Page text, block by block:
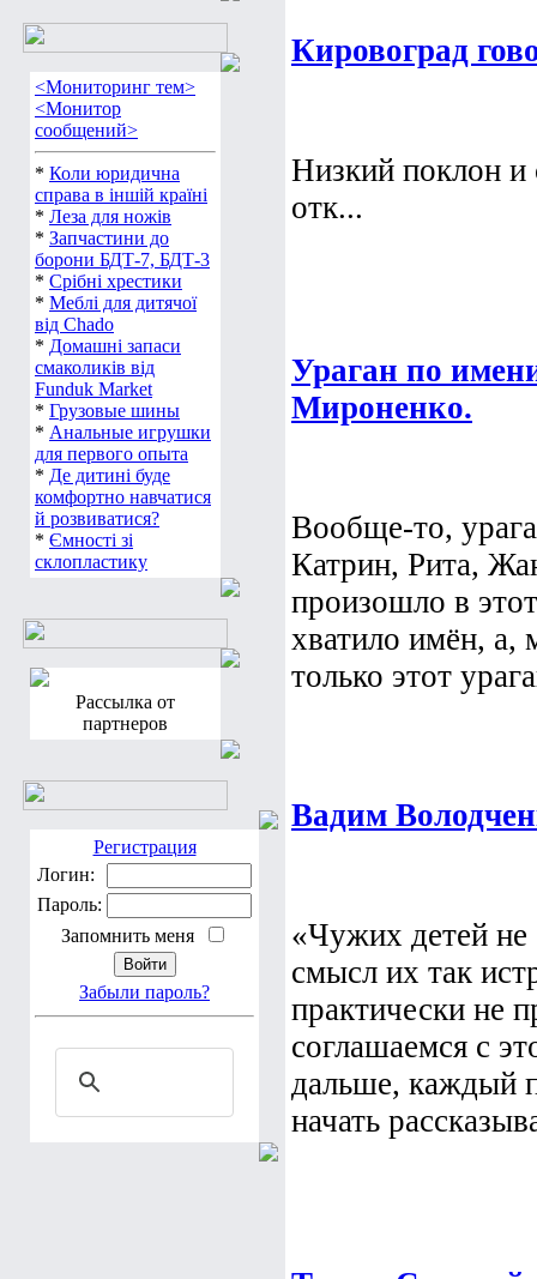
<Мониторинг тем>
<Монитор
сообщений>
* Коли юридична
справа в іншій країні
* Леза для ножів
* Запчастини до
борони БДТ-7, БДТ-3
* Срібні хрестики
* Меблі для дитячої
від Chado
* Домашні запаси
смаколиків від
Funduk Market
* Грузовые шины
* Анальные игрушки
для первого опыта
* Де дитині буде
комфортно навчатися
й розвиватися?
* Ємності зі
склопластику
Рассылка от
партнеров
Регистрация
Логин:
Пароль:
Запомнить меня
Забыли пароль?
Кировоград
Низкий поклон и
отк...
Ураган по
Мироненко.
Вообще-то,
Катрин, Рита,
произошло в
хватило имён, а,
только этот
Вадим
«Чужих детей не
смысл их так
практически не
соглашаемся с
дальше, каждый
начать